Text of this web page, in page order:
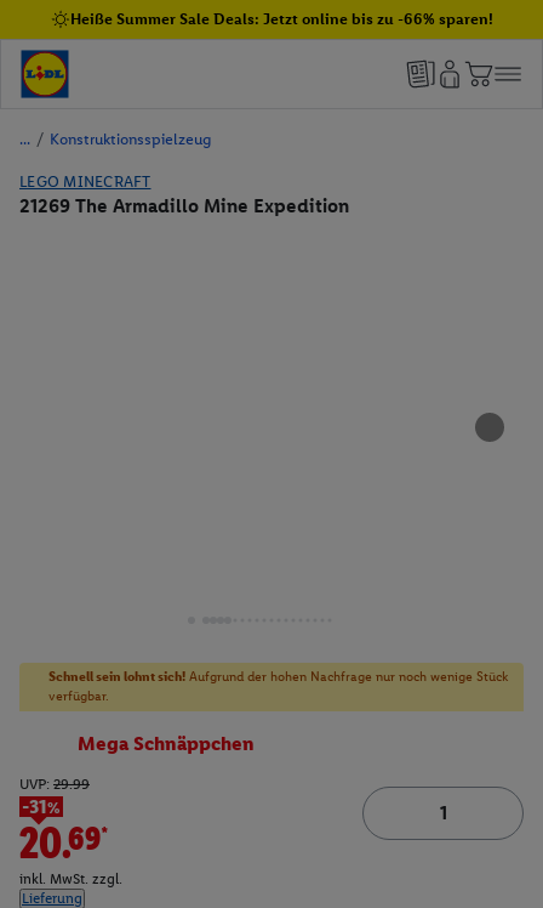
Heiße Summer Sale Deals: Jetzt online bis zu -66% sparen!
/ Konstruktionsspielzeug
LEGO MINECRAFT
21269 The Armadillo Mine Expedition
Schnell sein lohnt sich! Aufgrund der hohen Nachfrage nur noch wenige Stück
verfügbar.
Mega Schnäppchen
UVP: 29.99
-31%
20.69*
inkl. MwSt. zzgl.
Lieferung